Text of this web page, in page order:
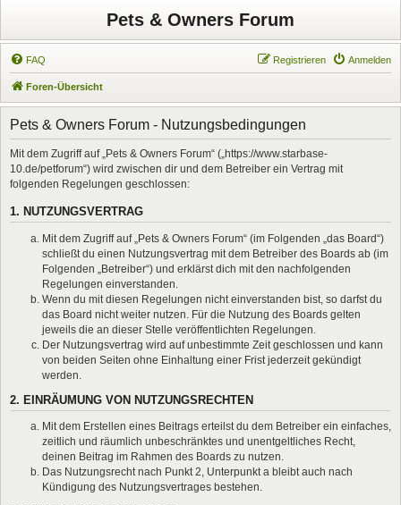
Pets & Owners Forum
FAQ Anmelden
Registrieren
Foren-Übersicht
Pets & Owners Forum - Nutzungsbedingungen
Mit dem Zugriff auf „Pets & Owners Forum“ („https://www.starbase-
10.de/petforum“) wird zwischen dir und dem Betreiber ein Vertrag mit
folgenden Regelungen geschlossen:
1. NUTZUNGSVERTRAG
Mit dem Zugriff auf „Pets & Owners Forum“ (im Folgenden „das Board“)
schließt du einen Nutzungsvertrag mit dem Betreiber des Boards ab (im
Folgenden „Betreiber“) und erklärst dich mit den nachfolgenden
Regelungen einverstanden.
Wenn du mit diesen Regelungen nicht einverstanden bist, so darfst du
das Board nicht weiter nutzen. Für die Nutzung des Boards gelten
jeweils die an dieser Stelle veröffentlichten Regelungen.
Der Nutzungsvertrag wird auf unbestimmte Zeit geschlossen und kann
von beiden Seiten ohne Einhaltung einer Frist jederzeit gekündigt
werden.
2. EINRÄUMUNG VON NUTZUNGSRECHTEN
Mit dem Erstellen eines Beitrags erteilst du dem Betreiber ein einfaches,
zeitlich und räumlich unbeschränktes und unentgeltliches Recht,
deinen Beitrag im Rahmen des Boards zu nutzen.
Das Nutzungsrecht nach Punkt 2, Unterpunkt a bleibt auch nach
Kündigung des Nutzungsvertrages bestehen.